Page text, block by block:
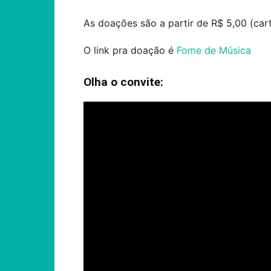
As doações são a partir de R$ 5,00
O link pra doação é Fome de Música
Olha o convite: